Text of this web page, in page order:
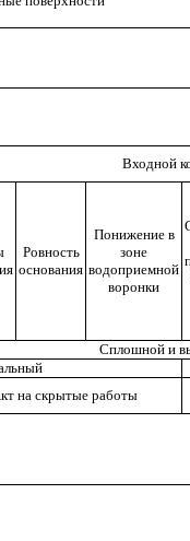
Входной
Ровность
основания
Понижение в
зоне
водоприемной
воронки
Сплошной и
на скрытые работы